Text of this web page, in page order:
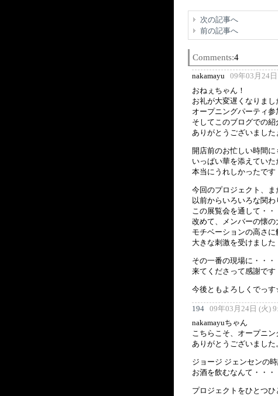
次の記事へ
前の記事へ
Comments:4
nakamayu
09年03月24
おねぇちゃん！
お礼が大変遅くなりまし
オープニングパーティ参
そしてこのブログでの紹
ありがとうございました
開店前のお忙しい時間に
いっぱい華を添えていた
本当にうれしかったです
今回のプロジェクト、ま
以前からいろいろな関わ
この展覧会を通して・・
改めて、メンバーの懐の
モチベーションの高さに
大きな刺激を受けました
その一番の現場に・・・
来てくださって感謝です
今後ともよろしくでっ
194
09年03月24日 (火)
nakamayuちゃん
こちらこそ、オープニ
ありがとうございました。
ジョージ ジェンセンの
お酒を飲むなんて・・
プロジェクトをひとつひ